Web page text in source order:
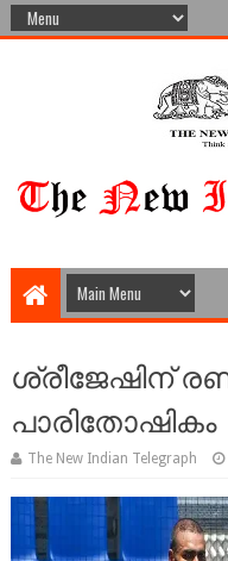
ശ്രീജേഷിന്
പാരിതോഷികം
The New Indian Telegraph